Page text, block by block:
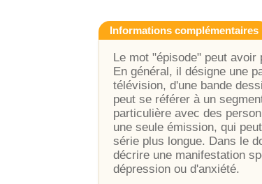
Informations complémentaires
Le mot "épisode" peut
En général, il désigne une
télévision, d'une bande
peut se référer à un
particulière avec des
une seule émission, qui
série plus longue. Dans le
décrire une manifestation
dépression ou d'anxiété.